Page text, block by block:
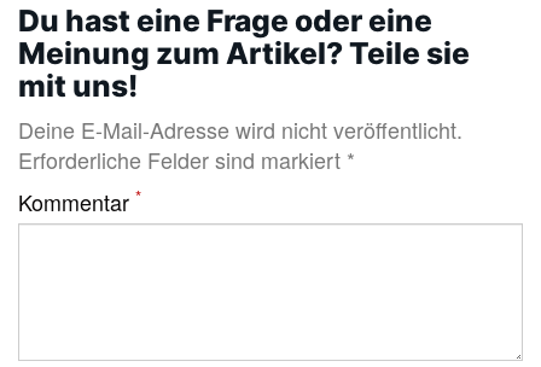
Du hast eine Frage oder eine
Meinung zum Artikel? Teile sie
mit uns!
Deine E-Mail-Adresse wird nicht veröffentlicht.
Erforderliche Felder sind markiert *
Kommentar *